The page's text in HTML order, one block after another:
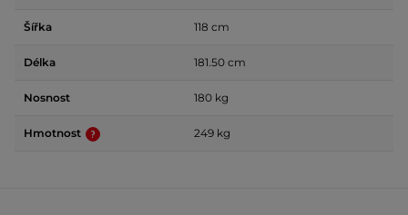
Šířka 118 cm
Délka 181.50 cm
Nosnost 180 kg
Hmotnost 249 kg